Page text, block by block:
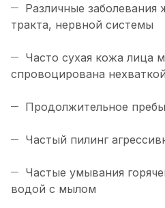
Различные
тракта, нервной системы
Часто сухая кожа лица
спровоцирована
Продолжительное
Частый пилинг
Частые умывания
водой с мылом